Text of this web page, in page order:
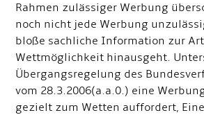
Rahmen zulässiger Werbung
noch nicht jede Werbung
bloße sachliche Information zur
Wettmöglichkeit hinausgeht.
Übergangsregelung des
vom 28.3.2006(a.a.0.) eine
gezielt zum Wetten auffordert,